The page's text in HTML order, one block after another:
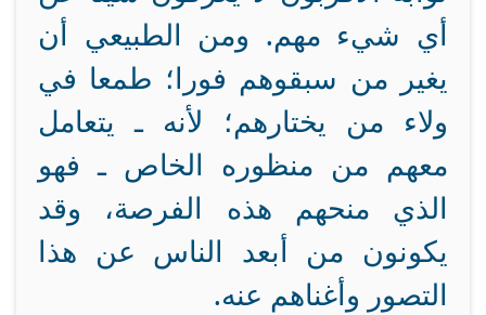
أي شيء مهم. ومن الطبيعي أن
يغير من سبقوهم فورا؛ طمعا في
ولاء من يختارهم؛ لأنه ـ يتعامل
معهم من منظوره الخاص ـ فهو
الذي منحهم هذه الفرصة، وقد
يكونون من أبعد الناس عن هذا
التصور وأغناهم عنه.